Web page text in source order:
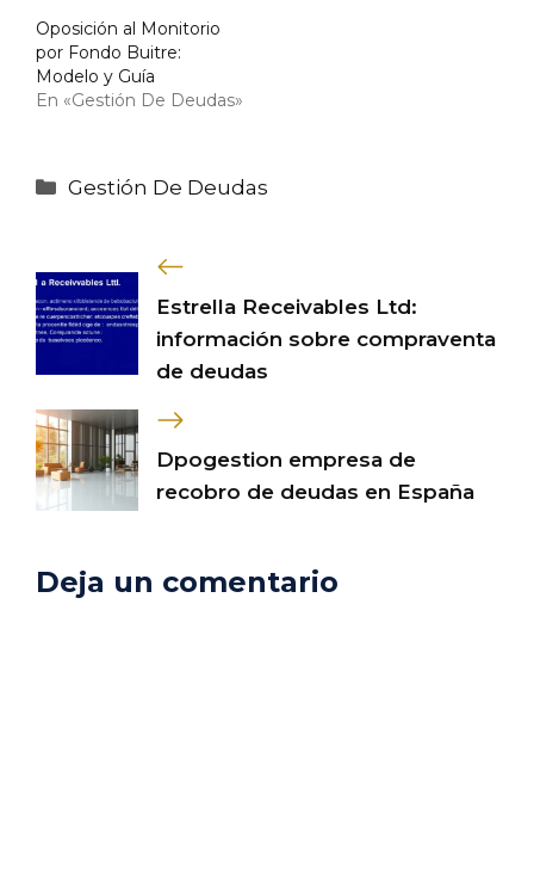
Oposición al Monitorio
por Fondo Buitre:
Modelo y Guía
En «Gestión De Deudas»
Categorías
Gestión De Deudas
Estrella Receivables Ltd:
información sobre compraventa
de deudas
Dpogestion empresa de
recobro de deudas en España
Deja un comentario